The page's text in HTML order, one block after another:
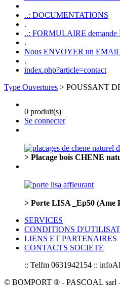
..: DOCUMENTATIONS
.
..: FORMULAIRE
.
Nous ENVOYER un EMAiL
.
index.php?article=contact
Type Ouvertures > POUSSANT
0 produit(s)
Se connecter
> Placage bois CHENE
> Porte LISA _Ep50 (Ame
SERVICES
CONDITIONS
LIENS ET PARTENAIRES
CONTACTS SOCIETE
:: Telfm 0631942154 ::
© BOMPORT ® - PASCOAL sarl -